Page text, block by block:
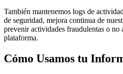
También mantenemos logs de
de seguridad, mejora continua de
prevenir actividades fraudulentas o no
plataforma.
Cómo Usamos tu